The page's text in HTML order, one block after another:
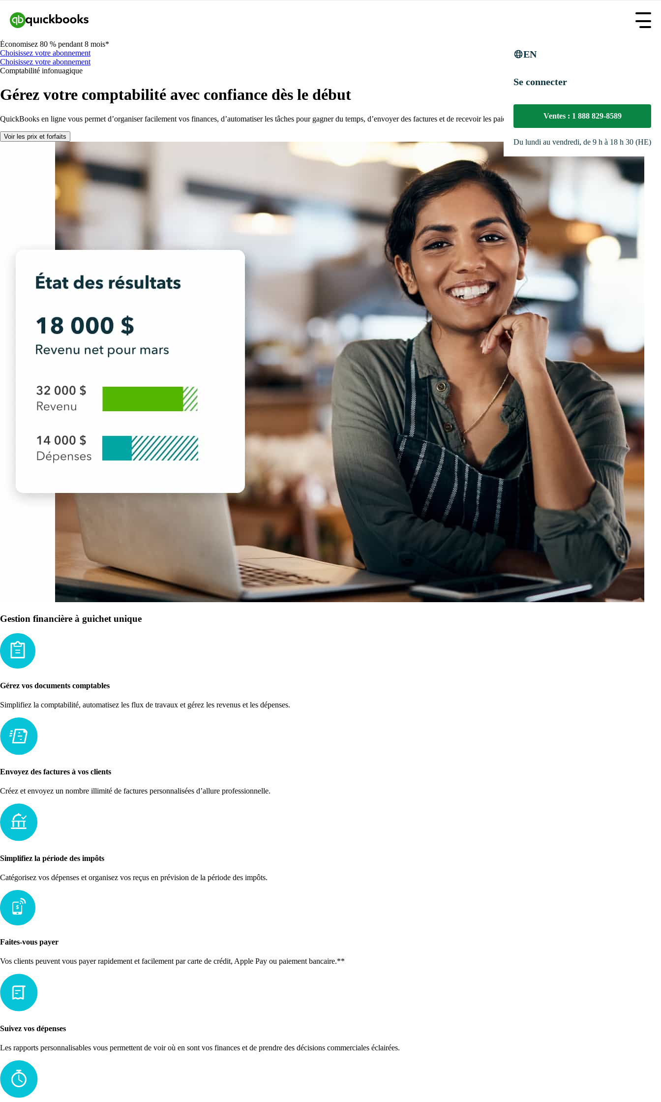
EN
Se connecter
Ventes : 1 888 829-8589
Du lundi au vendredi, de 9 h à 18 h 30 (HE)
Économisez 80 % pendant 8 mois*
Choisissez votre abonnement
Choisissez votre abonnement
Comptabilité infonuagique
Gérez votre comptabilité avec confiance dès le début
QuickBooks en ligne vous permet d’organiser facilement vos finances, d’automatiser les tâches pour gagner du temps, d’envoyer des factures et de recevoir les paiements rapidement.
Voir les prix et forfaits
Gestion financière à guichet unique
Gérez vos documents comptables
Simplifiez la comptabilité, automatisez les flux de travaux et gérez les revenus et les dépenses.
Envoyez des factures à vos clients
Créez et envoyez un nombre illimité de factures personnalisées d’allure professionnelle.
Simplifiez la période des impôts
Catégorisez vos dépenses et organisez vos reçus en prévision de la période des impôts.
Faites-vous payer
Vos clients peuvent vous payer rapidement et facilement par carte de crédit, Apple Pay ou paiement bancaire.**
Suivez vos dépenses
Les rapports personnalisables vous permettent de voir où en sont vos finances et de prendre des décisions commerciales éclairées.